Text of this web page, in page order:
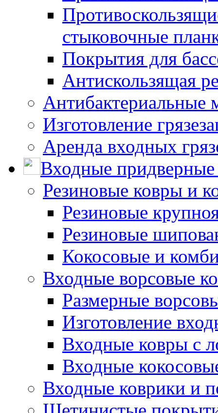
стыковочные
Покрытия для
Антискользящая
Антибактериальные
Изготовление
Аренда входных
Входные
Резиновые ковры и
Резиновые
Резиновые
Кокосовые и
Входные ворсовые
Размерные
Изготовление
Входные ковры с
Входные
Входные коврики и